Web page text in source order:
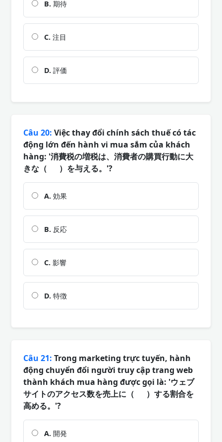
B. 期待
C. 注目
D. 評価
Câu 20: Việc thay đổi chính sách thuế có tác
động lớn đến hành vi mua sắm của khách
hàng: '消費税の増税は、消費者の購買行動に大
きな（ ）を与える。'?
A. 効果
B. 反応
C. 影響
D. 特徴
Câu 21: Trong marketing trực tuyến, hành
động chuyển đổi người truy cập trang web
thành khách mua hàng được gọi là: 'ウェブ
サイトのアクセス数を売上に（ ）する割合を
高める。'?
A. 開発